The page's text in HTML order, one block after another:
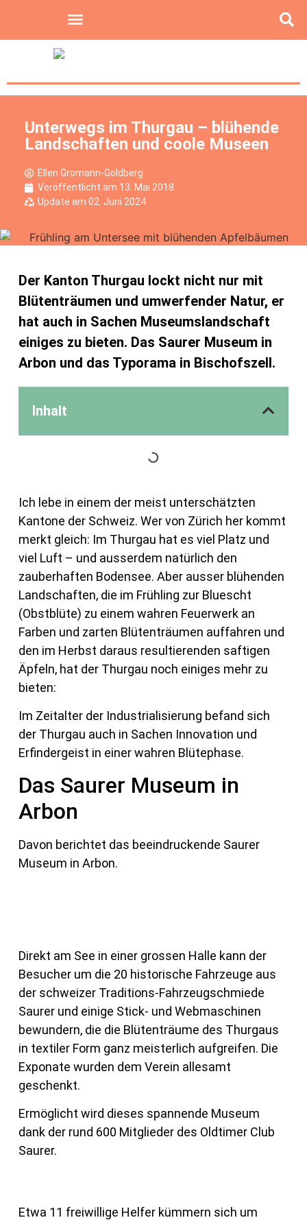
Unterwegs im Thurgau – blühende
Landschaften und coole Museen
Ellen Gromann-Goldberg
Veröffentlicht am 13. Mai 2018
Update am 02. Juni 2024
Der Kanton Thurgau lockt nicht nur mit
Blütenträumen und umwerfender Natur, er
hat auch in Sachen Museumslandschaft
einiges zu bieten. Das Saurer Museum in
Arbon und das Typorama in Bischofszell.
Inhalt
Ich lebe in einem der meist unterschätzten
Kantone der Schweiz. Wer von Zürich her kommt
merkt gleich: Im Thurgau hat es viel Platz und
viel Luft – und ausserdem natürlich den
zauberhaften Bodensee. Aber ausser blühenden
Landschaften, die im Frühling zur Bluescht
(Obstblüte) zu einem wahren Feuerwerk an
Farben und zarten Blütenträumen auffahren und
den im Herbst daraus resultierenden saftigen
Äpfeln, hat der Thurgau noch einiges mehr zu
bieten:
Im Zeitalter der Industrialisierung befand sich
der Thurgau auch in Sachen Innovation und
Erfindergeist in einer wahren Blütephase.
Das Saurer Museum in
Arbon
Davon berichtet das beeindruckende Saurer
Museum in Arbon.
Direkt am See in einer grossen Halle kann der
Besucher um die 20 historische Fahrzeuge aus
der schweizer Traditions-Fahrzeugschmiede
Saurer und einige Stick- und Webmaschinen
bewundern, die die Blütenträume des Thurgaus
in textiler Form ganz meisterlich aufgreifen. Die
Exponate wurden dem Verein allesamt
geschenkt.
Ermöglicht wird dieses spannende Museum
dank der rund 600 Mitglieder des Oldtimer Club
Saurer.
Etwa 11 freiwillige Helfer kümmern sich um